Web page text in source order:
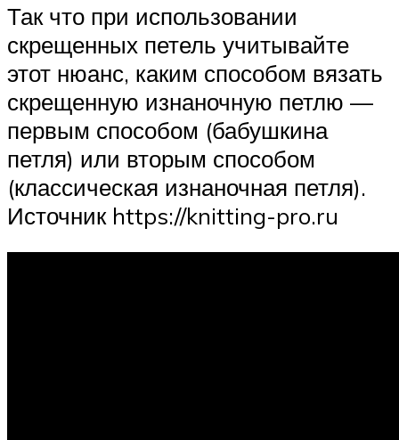
Так что при использовании
скрещенных петель учитывайте
этот нюанс, каким способом вязать
скрещенную изнаночную петлю —
первым способом (бабушкина
петля) или вторым способом
(классическая изнаночная петля).
Источник https://knitting-pro.ru